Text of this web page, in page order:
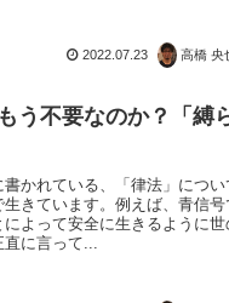
2022.07.23 高橋 央
う不要なのか？「縛
かれている、「律法」につい
きています。例えば、青信
よって安全に生きるように
に言って...